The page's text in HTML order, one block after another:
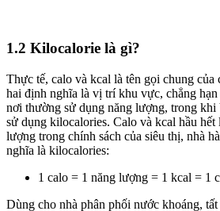
1.2 Kilocalorie là gì?
Thực tế, calo và kcal là tên gọi chung của
hai định nghĩa là vị trí khu vực, chẳng
nơi thường sử dụng năng lượng, trong
sử dụng kilocalories. Calo và kcal hầu
lượng trong chính sách của siêu thị, nhà
nghĩa là kilocalories:
1 calo = 1 năng lượng = 1 kcal = 1
Dùng cho nhà phân phối nước khoáng,